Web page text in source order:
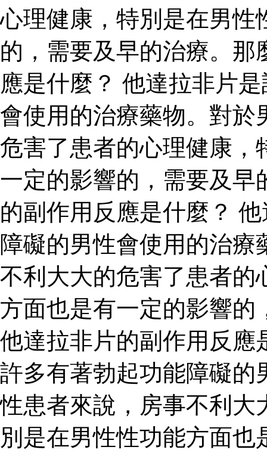
心理健康，特別是在男性
的，需要及早的治療。
應是什麼？ 他達拉非片
會使用的治療藥物。對於
危害了患者的心理健康，
一定的影響的，需要及早
的副作用反應是什麼？
障礙的男性會使用的治
不利大大的危害了患者的
方面也是有一定的影響的
他達拉非片的副作用反應
許多有著勃起功能障礙的
性患者來說，房事不利大
別是在男性性功能方面